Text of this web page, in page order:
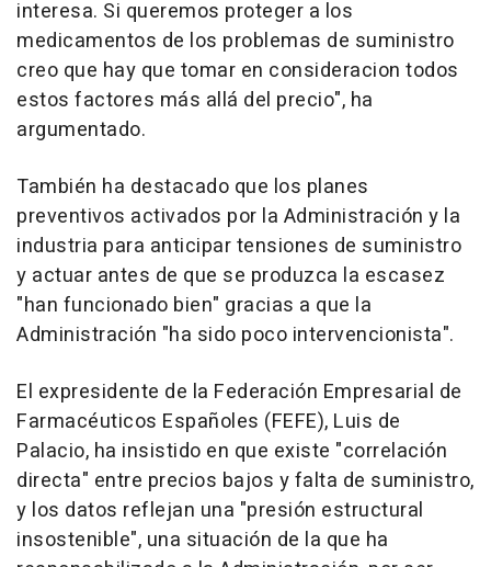
interesa. Si queremos proteger a los
medicamentos de los problemas de suministro
creo que hay que tomar en consideracion todos
estos factores más allá del precio", ha
argumentado.
También ha destacado que los planes
preventivos activados por la Administración y la
industria para anticipar tensiones de suministro
y actuar antes de que se produzca la escasez
"han funcionado bien" gracias a que la
Administración "ha sido poco intervencionista".
El expresidente de la Federación Empresarial de
Farmacéuticos Españoles (FEFE), Luis de
Palacio, ha insistido en que existe "correlación
directa" entre precios bajos y falta de suministro,
y los datos reflejan una "presión estructural
insostenible", una situación de la que ha